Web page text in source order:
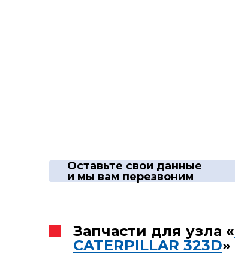
Оставьте свои данные
и мы вам перезвоним
Запчасти для узла «
CATERPILLAR 323D»